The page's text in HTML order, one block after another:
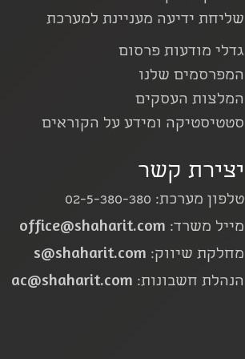
שליחת ידיעה מעניינת למערכת
גדלי מודעות פרסום
המפרסמים שלנו
המלצות העסקים
סטטיסטיקה ומידע על הקוראים
יצירת קשר
טלפון מערכת: 02-5-380-380
מייל משרד: office@shaharit.com
מחלקת שיווק: s@shaharit.com
הנהלת חשבונות: ac@shaharit.com